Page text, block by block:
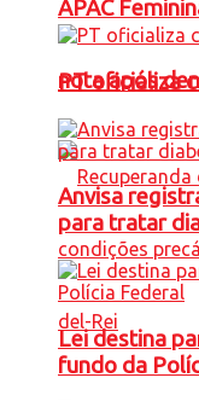
APAC
nota após
PT oficializa
Anvisa
para tratar
Lei destina
fundo da